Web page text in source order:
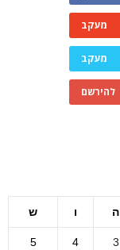
מעקב
מעקב
להירשם
ה ו ש
3
4
5